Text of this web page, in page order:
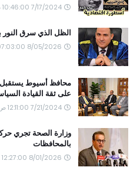
7/17/2024 10:46:00 ص
الظل الذي سرق النور
8/05/2026 07:03:00 م
محافظ أسيوط يستقبل
على ثقة القيادة
7/21/2024 12:11:00 ص
وزارة الصحة تجري
بالمحافظات
8/01/2026 12:27:00 ص